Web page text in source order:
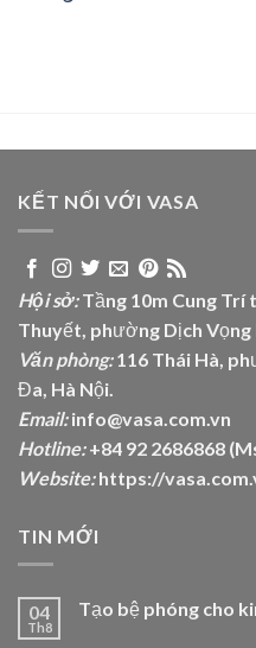
KẾT NỐI VỚI VASA
Hội sở:Tầng 10m Cung Trí
Thuyết, phường Dịch Vọng
Văn phòng:116 Thái Hà,
Đa, Hà Nội.
Email:info@vasa.com.vn
Hotline:+84 92 2686868
Website: https://
TIN MỚI
04
Th8
Tạo bệ phóng cho